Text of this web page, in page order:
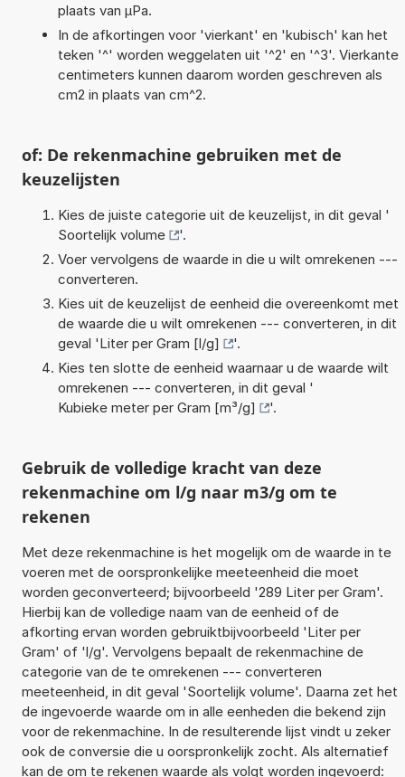
plaats van µPa.
In de afkortingen voor 'vierkant' en 'kubisch' kan het
teken '^' worden weggelaten uit '^2' en '^3'. Vierkante
centimeters kunnen daarom worden geschreven als
cm2 in plaats van cm^2.
of: De rekenmachine gebruiken met de
keuzelijsten
Kies de juiste categorie uit de keuzelijst, in dit geval '
Soortelijk volume
'.
Voer vervolgens de waarde in die u wilt omrekenen ---
converteren.
Kies uit de keuzelijst de eenheid die overeenkomt met
de waarde die u wilt omrekenen --- converteren, in dit
geval 'Liter per Gram [l/g]
'.
Kies ten slotte de eenheid waarnaar u de waarde wilt
omrekenen --- converteren, in dit geval '
Kubieke meter per Gram [m³/g]
'.
Gebruik de volledige kracht van deze
rekenmachine om l/g naar m3/g om te
rekenen
Met deze rekenmachine is het mogelijk om de waarde in te
voeren met de oorspronkelijke meeteenheid die moet
worden geconverteerd; bijvoorbeeld '289 Liter per Gram'.
Hierbij kan de volledige naam van de eenheid of de
afkorting ervan worden gebruiktbijvoorbeeld 'Liter per
Gram' of 'l/g'. Vervolgens bepaalt de rekenmachine de
categorie van de te omrekenen --- converteren
meeteenheid, in dit geval 'Soortelijk volume'. Daarna zet het
de ingevoerde waarde om in alle eenheden die bekend zijn
voor de rekenmachine. In de resulterende lijst vindt u zeker
ook de conversie die u oorspronkelijk zocht. Als alternatief
kan de om te rekenen waarde als volgt worden ingevoerd: